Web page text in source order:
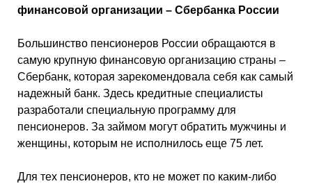
финансовой организации – Сбербанка России
Большинство пенсионеров России обращаются в
самую крупную финансовую организацию страны –
Сбербанк, которая зарекомендовала себя как самый
надежный банк. Здесь кредитные специалисты
разработали специальную программу для
пенсионеров. За займом могут обратить мужчины и
женщины, которым не исполнилось еще 75 лет.
Для тех пенсионеров, кто не может по каким-либо